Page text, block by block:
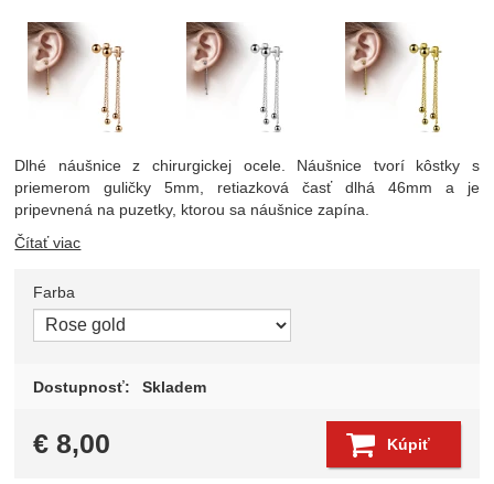
Fotografie
Dlhé náušnice z chirurgickej ocele. Náušnice tvorí kôstky s
priemerom guličky 5mm, retiazková časť dlhá 46mm a je
pripevnená na puzetky, ktorou sa náušnice zapína.
Čítať viac
Zvoľte variant
Farba
Dostupnosť: Skladem
€ 8,00 Kúpiť